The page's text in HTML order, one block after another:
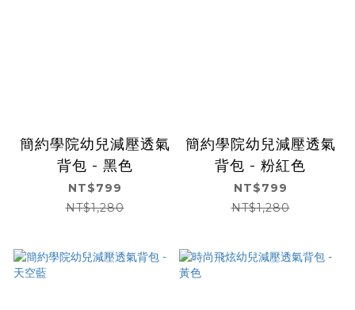
簡約學院幼兒減壓透氣
背包 - 黑色
NT$799
NT$1,280
簡約學院幼兒減壓透氣
背包 - 粉紅色
NT$799
NT$1,280